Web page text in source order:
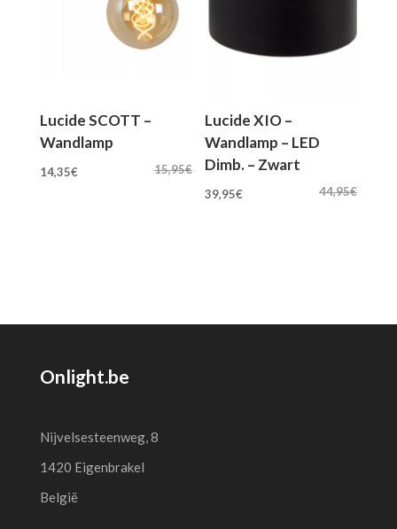
Lucide SCOTT –
Wandlamp
15,95€
Oorspronkelijke
14,35€Huidige
Lucide XIO –
Wandlamp – LED
Dimb. – Zwart
44,95€
Oorspronkelijke
39,95€
Onlight.be
Nijvelsesteenweg, 8
1420 Eigenbrakel
België